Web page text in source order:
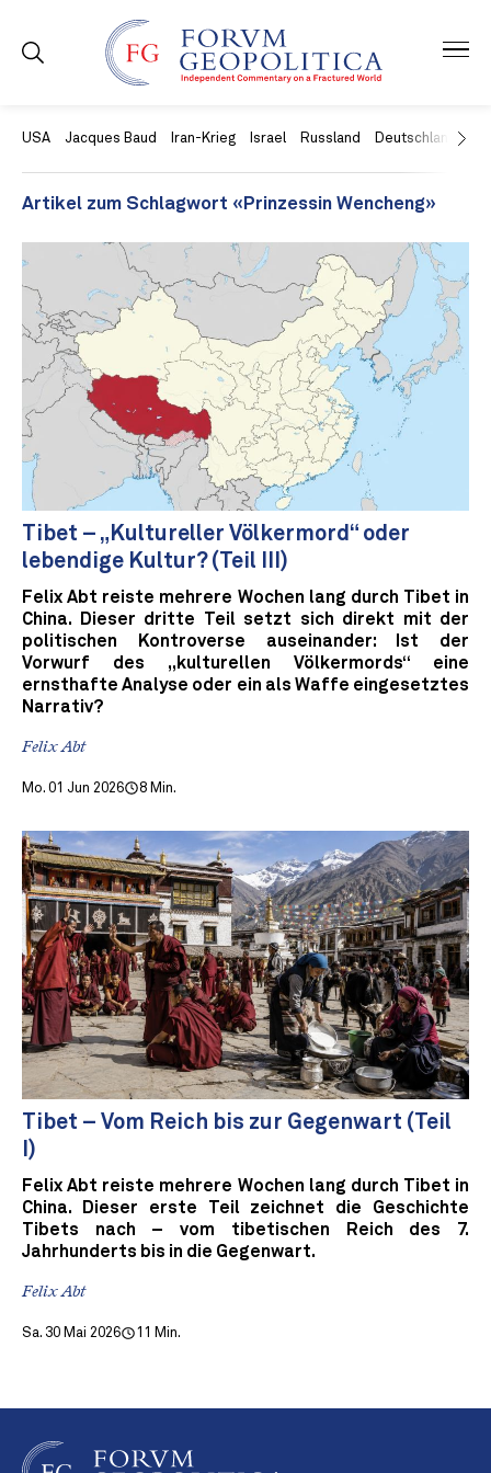
USA Jacques Baud Iran-Krieg Israel Russland Deutschland
Artikel zum Schlagwort «Prinzessin Wencheng»
Tibet – „Kultureller Völkermord“ oder
lebendige Kultur? (Teil III)
Felix Abt reiste mehrere Wochen lang durch Tibet in
China. Dieser dritte Teil setzt sich direkt mit der
politischen Kontroverse auseinander: Ist der
Vorwurf des „kulturellen Völkermords“ eine
ernsthafte Analyse oder ein als Waffe eingesetztes
Narrativ?
Felix Abt
Mo. 01 Jun 2026 8 Min.
Tibet – Vom Reich bis zur Gegenwart (Teil
I)
Felix Abt reiste mehrere Wochen lang durch Tibet in
China. Dieser erste Teil zeichnet die Geschichte
Tibets nach – vom tibetischen Reich des 7.
Jahrhunderts bis in die Gegenwart.
Felix Abt
Sa. 30 Mai 2026 11 Min.